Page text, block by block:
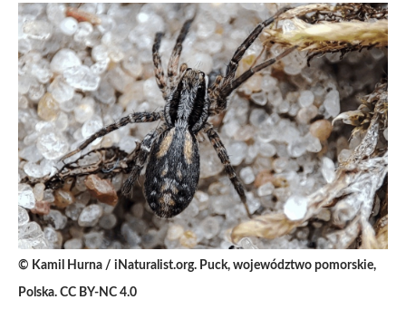
© Kamil Hurna / iNaturalist.org. Puck, województwo pomorskie,
Polska. CC BY-NC 4.0